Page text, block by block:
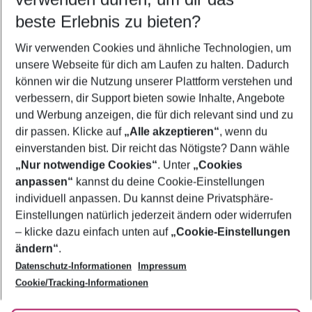
5-8 Nächte
2 Erwachsene Keine Kinder
Mehr Filter anzeigen
Footer
Footer navigation
Über uns
AGB
Bestpreisgarantie
Cookie-Einstellungen ändern
Cookie-Richtlinie
Agenturbetreuung
Barrierefreies Reisen
Folge uns
beste Erlebnis zu bieten?
Wir verwenden Cookies und ähnliche Technologien, um
unsere Webseite für dich am Laufen zu halten. Dadurch
können wir die Nutzung unserer Plattform verstehen und
verbessern, dir Support bieten sowie Inhalte, Angebote
und Werbung anzeigen, die für dich relevant sind und zu
dir passen. Klicke auf „Alle akzeptieren“, wenn du
einverstanden bist. Dir reicht das Nötigste? Dann wähle
„Nur notwendige Cookies“. Unter „Cookies
anpassen“ kannst du deine Cookie-Einstellungen
individuell anpassen. Du kannst deine Privatsphäre-
Einstellungen natürlich jederzeit ändern oder widerrufen
– klicke dazu einfach unten auf „Cookie-Einstellungen
ändern“.
Datenschutz-Informationen
Impressum
Cookie/Tracking-Informationen